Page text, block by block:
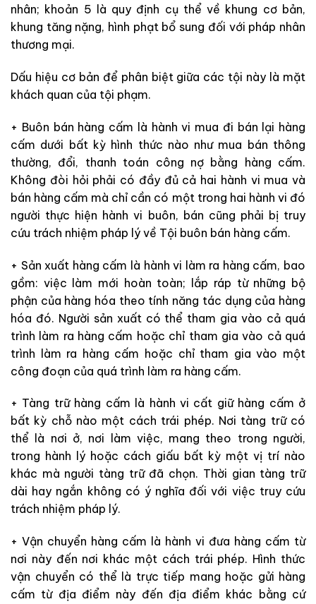
nhân; khoản 5 là quy định cụ thể về khung cơ bản,
khung tăng nặng, hình phạt bổ sung đối với pháp nhân
thương mại.
Dấu hiệu cơ bản để phân biệt giữa các tội này là mặt
khách quan của tội phạm.
+ Buôn bán hàng cấm là hành vi mua đi bán lại hàng
cấm dưới bất kỳ hình thức nào như mua bán thông
thường, đổi, thanh toán công nợ bằng hàng cấm.
Không đòi hỏi phải có đầy đủ cả hai hành vi mua và
bán hàng cấm mà chỉ cần có một trong hai hành vi đó
người thực hiện hành vi buôn, bán cũng phải bị truy
cứu trách nhiệm pháp lý về Tội buôn bán hàng cấm.
+ Sản xuất hàng cấm là hành vi làm ra hàng cấm, bao
gồm: việc làm mới hoàn toàn; lắp ráp từ những bộ
phận của hàng hóa theo tính năng tác dụng của hàng
hóa đó. Người sản xuất có thể tham gia vào cả quá
trình làm ra hàng cấm hoặc chỉ tham gia vào cả quá
trình làm ra hàng cấm hoặc chỉ tham gia vào một
công đoạn của quá trình làm ra hàng cấm.
+ Tàng trữ hàng cấm là hành vi cất giữ hàng cấm ở
bất kỳ chỗ nào một cách trái phép. Nơi tàng trữ có
thể là nơi ở, nơi làm việc, mang theo trong người,
trong hành lý hoặc cách giấu bất kỳ một vị trí nào
khác mà người tàng trữ đã chọn. Thời gian tàng trữ
dài hay ngắn không có ý nghĩa đối với việc truy cứu
trách nhiệm pháp lý.
+ Vận chuyển hàng cấm là hành vi đưa hàng cấm từ
nơi này đến nơi khác một cách trái phép. Hình thức
vận chuyển có thể là trực tiếp mang hoặc gửi hàng
cấm từ địa điểm này đến địa điểm khác bằng cứ